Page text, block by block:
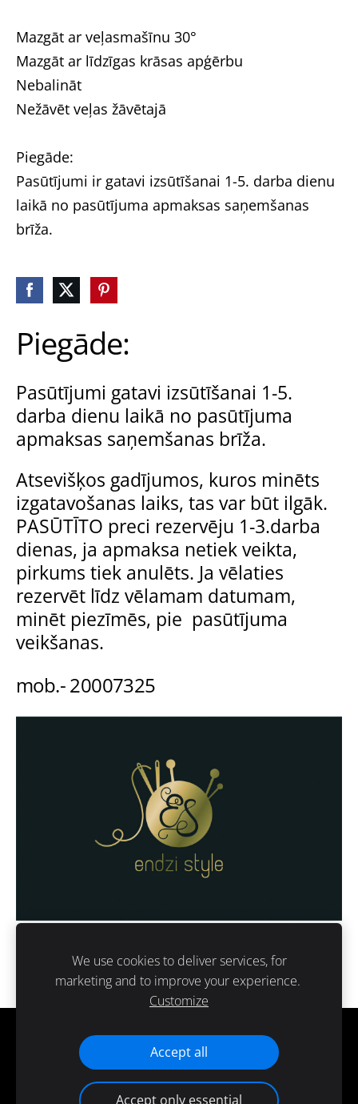
Piegāde:
Pasūtījumi gatavi izsūtīšanai 1-5.
darba dienu laikā no pasūtījuma
apmaksas saņemšanas brīža.
Atsevišķos gadījumos, kuros minēts
izgatavošanas laiks, tas var būt ilgāk.
PASŪTĪTO preci rezervēju 1-3.darba
dienas, ja apmaksa netiek veikta,
pirkums tiek anulēts. Ja vēlaties
rezervēt līdz vēlamam datumam,
minēt piezīmēs, pie pasūtījuma
veikšanas.
mob.- 20007325
Mazgāt ar veļasmašīnu 30°
Mazgāt ar līdzīgas krāsas apģērbu
Nebalināt
Nežāvēt veļas žāvētajā
Piegāde:
Pasūtījumi ir gatavi izsūtīšanai 1-5. darba dienu
laikā no pasūtījuma apmaksas saņemšanas
brīža.
Cookies
We use cookies to deliver services, for
marketing and to improve your experience.
Customize
Accept all
Accept only essential